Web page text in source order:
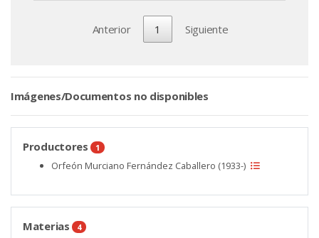
Anterior 1 Siguiente
Imágenes/Documentos no disponibles
Productores 1
Orfeón Murciano Fernández Caballero (1933-)
Materias 4